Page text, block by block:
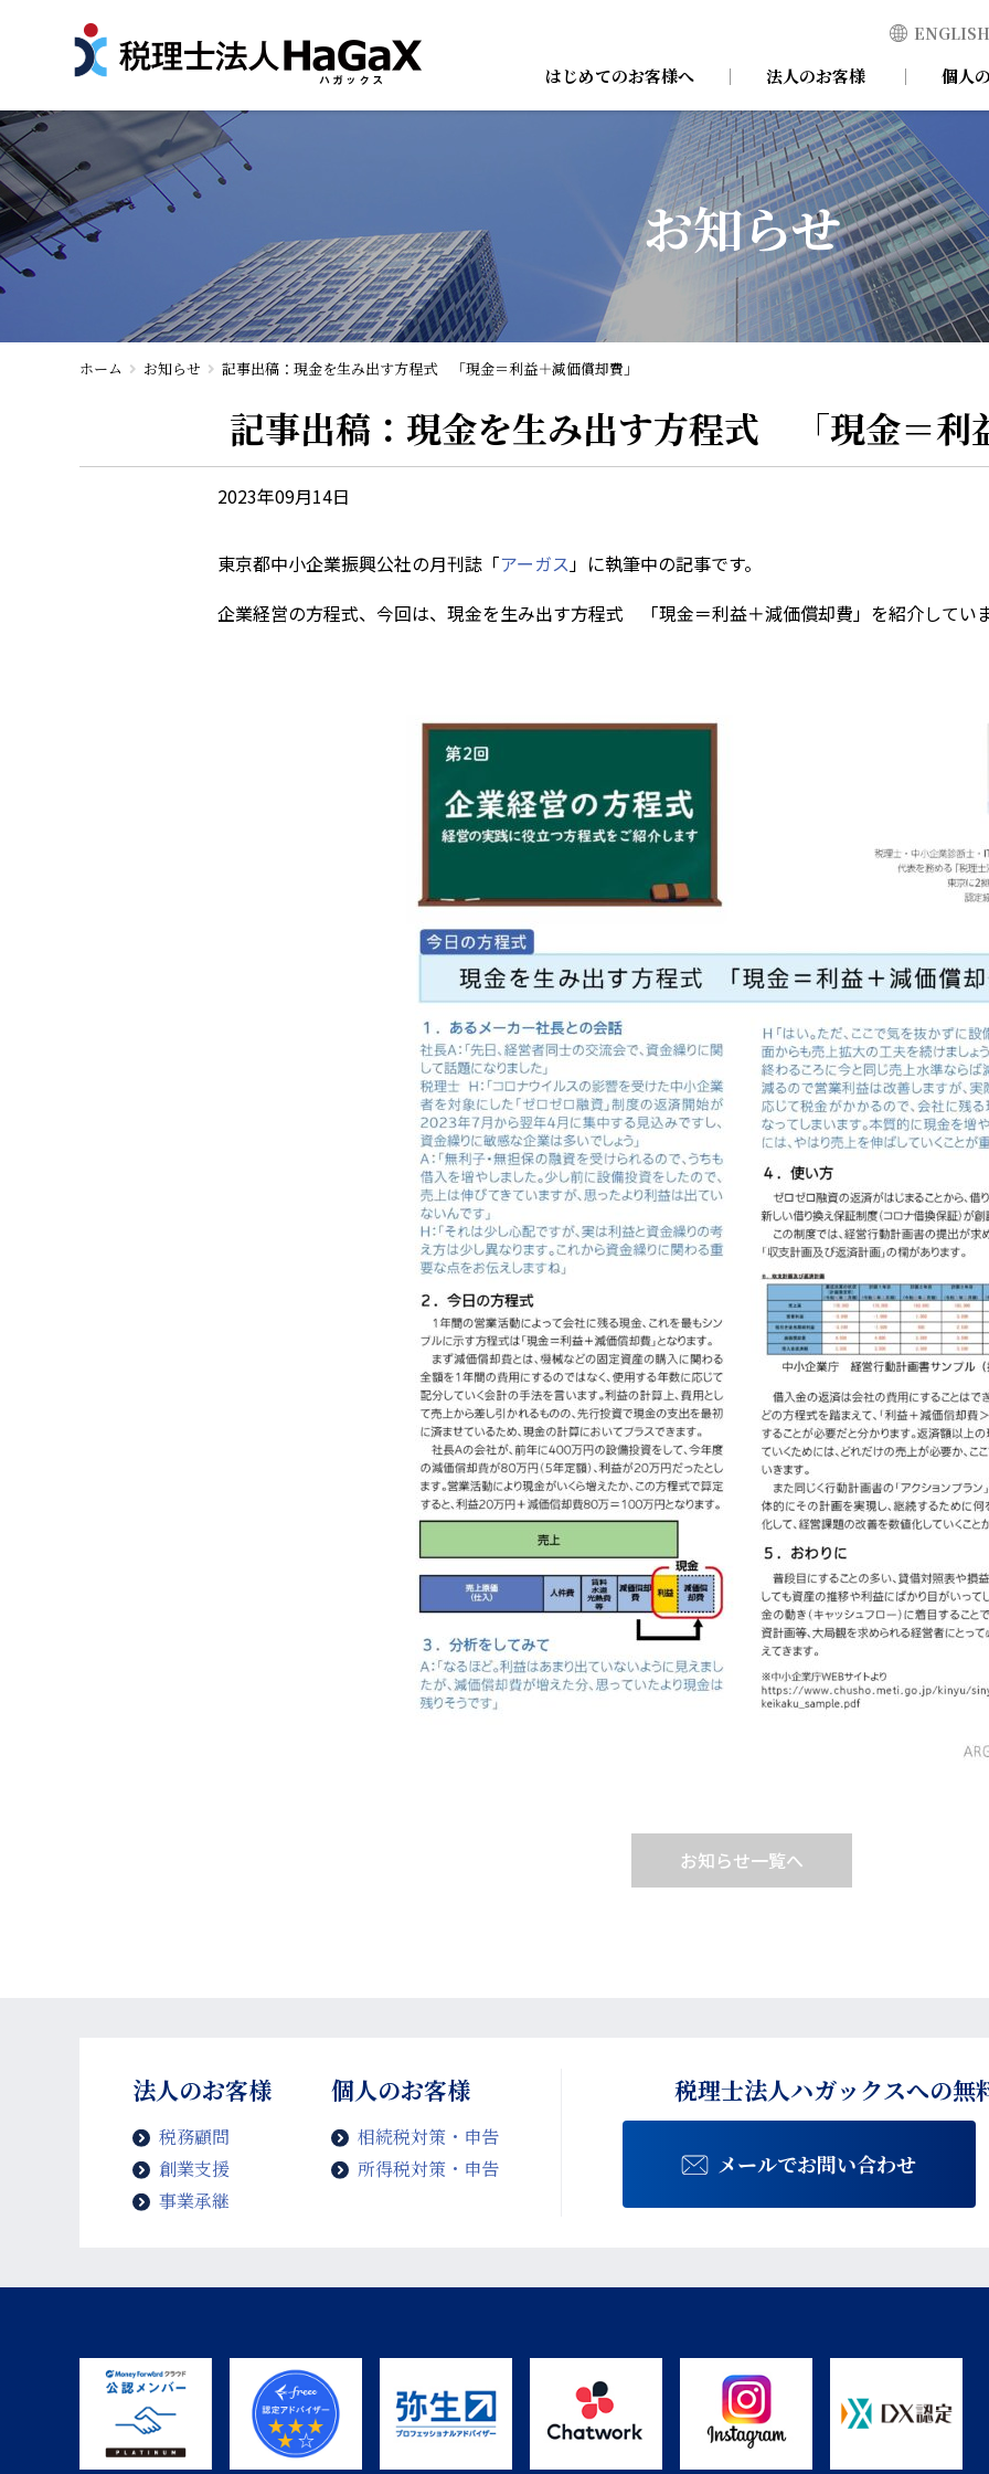
はじめてのお客様へ 法人のお客様 個人
お知らせ
ホーム お知らせ 記事出稿：現金を生み出す方程式 「現金＝利益＋減価償却費」
記事出稿：現金を生み出す方程式 「現金＝利
2023年09月14日
東京都中小企業振興公社の月刊誌「アーガス」に執筆中の記事です。
企業経営の方程式、今回は、現金を生み出す方程式 「現金＝利益＋減価償却費」を紹介してい
お知らせ一覧へ
法人のお客様
税務顧問
創業支援
事業承継
個人のお客様
相続税対策・申告
所得税対策・申告
税理士法人ハガックスへの無
メールでお問い合わせ